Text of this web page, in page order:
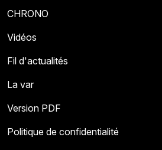
CHRONO
Vidéos
Fil d'actualités
La var
Version PDF
Politique de confidentialité